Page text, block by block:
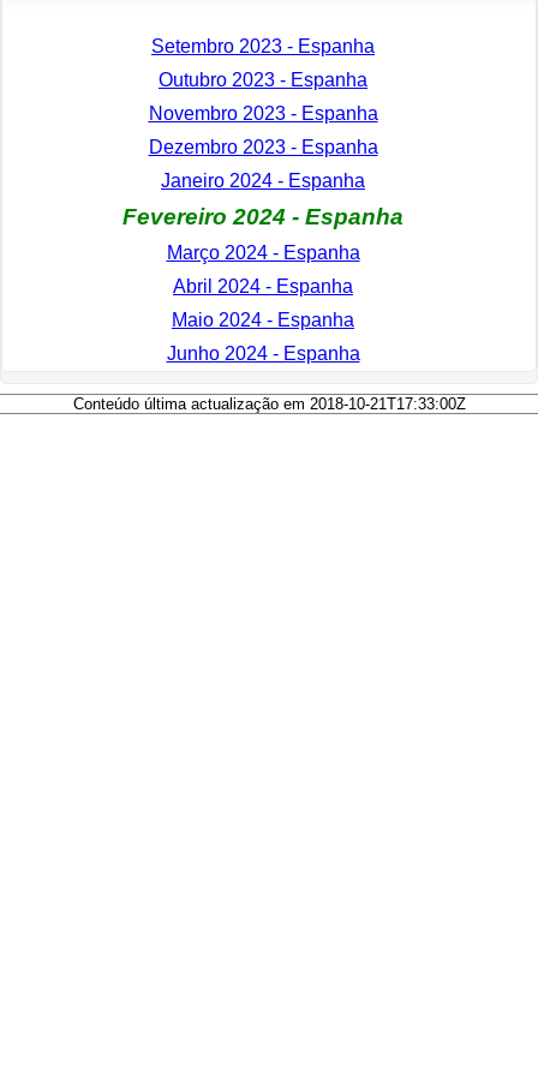
Setembro 2023 - Espanha
Outubro 2023 - Espanha
Novembro 2023 - Espanha
Dezembro 2023 - Espanha
Janeiro 2024 - Espanha
Fevereiro 2024 - Espanha
Março 2024 - Espanha
Abril 2024 - Espanha
Maio 2024 - Espanha
Junho 2024 - Espanha
Conteúdo última actualização em 2018-10-21T17:33:00Z